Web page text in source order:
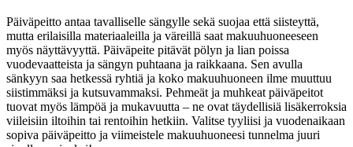
Päiväpeitto antaa tavalliselle sängylle sekä suojaa että siisteyttä,
mutta erilaisilla materiaaleilla ja väreillä saat makuuhuoneeseen
myös näyttävyyttä. Päiväpeite pitävät pölyn ja lian poissa
vuodevaatteista ja sängyn puhtaana ja raikkaana. Sen avulla
sänkyyn saa hetkessä ryhtiä ja koko makuuhuoneen ilme muuttuu
siistimmäksi ja kutsuvammaksi. Pehmeät ja muhkeat päiväpeitot
tuovat myös lämpöä ja mukavuutta – ne ovat täydellisiä lisäkerroksia
viileisiin iltoihin tai rentoihin hetkiin. Valitse tyyliisi ja vuodenaikaan
sopiva päiväpeitto ja viimeistele makuuhuoneesi tunnelma juuri